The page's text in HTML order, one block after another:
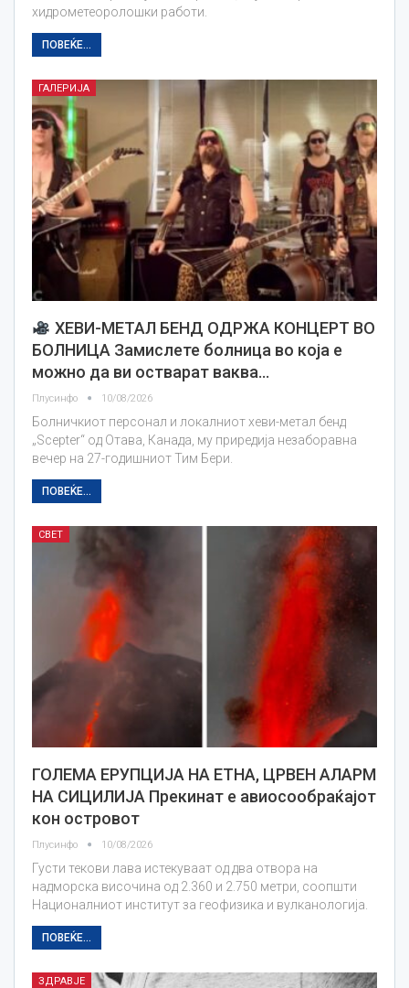
хидрометеоролошки работи.
ПОВЕЌЕ...
ГАЛЕРИЈА
ХЕВИ-МЕТАЛ БЕНД ОДРЖА КОНЦЕРТ ВО
БОЛНИЦА Замислете болница во која е
можно да ви остварат ваква…
Плусинфо 10/08/2026
Болничкиот персонал и локалниот хеви-метал бенд
„Scepter“ од Отава, Канада, му приредија незаборавна
вечер на 27-годишниот Тим Бери.
ПОВЕЌЕ...
СВЕТ
ГОЛЕМА ЕРУПЦИЈА НА ЕТНА, ЦРВЕН АЛАРМ
НА СИЦИЛИЈА Прекинат е авиосообраќајот
кон островот
Плусинфо 10/08/2026
Густи текови лава истекуваат од два отвора на
надморска височина од 2.360 и 2.750 метри, соопшти
Националниот институт за геофизика и вулканологија.
ПОВЕЌЕ...
ЗДРАВЈЕ